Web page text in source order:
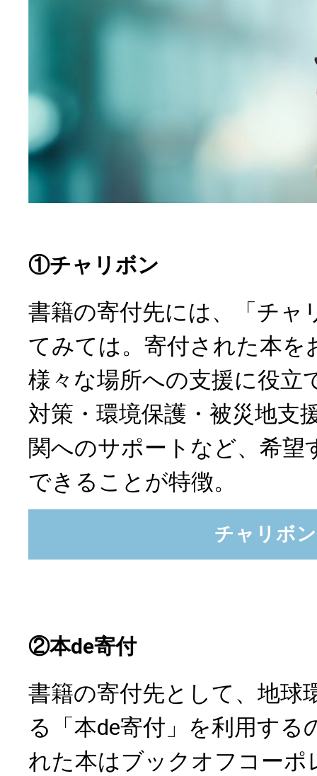
①チャリボン
書籍の寄付先には、「チャ
てみては。寄付された本を
様々な場所への支援に役立
対策・環境保護・被災地支
関へのサポートなど、希望
できることが特徴。
チャリボン
②本de寄付
書籍の寄付先として、地球
る「本de寄付」を利用する
れた本はブックオフコーポ